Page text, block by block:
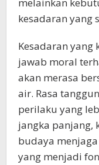
kesadaran yang
Kesadaran
jawab moral
akan merasa
air. Rasa
perilaku yang
jangka panjang,
budaya
yang menjadi